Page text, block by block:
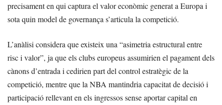
precisament en qui captura el valor econòmic generat a Europa i
sota quin model de governança s’articula la competició.
L’anàlisi considera que existeix una “asimetria estructural entre
risc i valor”, ja que els clubs europeus assumirien el pagament dels
cànons d’entrada i cedirien part del control estratègic de la
competició, mentre que la NBA mantindria capacitat de decisió i
participació rellevant en els ingressos sense aportar capital en